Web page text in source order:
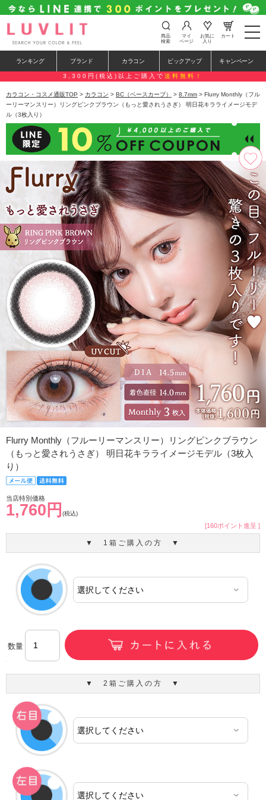
t
o
e
n
a
v
i
t
i
o
n
商品
検索
マイ
ページ
お気に
入り
カート
ランキング ブランド カラコン ピックアップ キャンペーン
3,300円(税込)以上ご購入で 送料無料！
カラコン・コスメ通販TOP > カラコン > BC（ベースカーブ） > 8.7mm > Flurry Monthly（フル
ーリーマンスリー）リングピンクブラウン（もっと愛されうさぎ） 明日花キラライメージモデ
ル（3枚入り）
Flurry Monthly（フルーリーマンスリー）リングピンクブラウン
（もっと愛されうさぎ） 明日花キラライメージモデル（3枚入
り）
当店特別価格
1,760円 (税込)
[160ポイント進呈 ]
▼ 1箱ご購入の方 ▼
数量
▼ 2箱ご購入の方 ▼